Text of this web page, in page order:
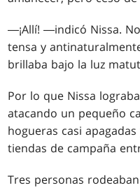
―¡Allí! ―indicó Nissa.
tensa y
brillaba bajo la luz
Por lo que Nissa
atacando un pequeño
hogueras casi
tiendas de campaña
Tres personas